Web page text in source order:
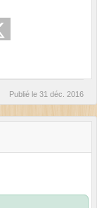
Publié le 31 déc. 2016